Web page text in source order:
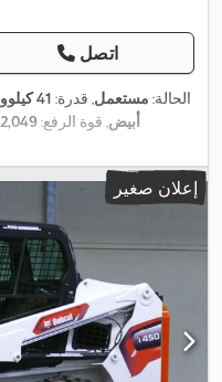
اتصل
الحالة: مستعمل, قدرة: 41 كيلوواط (55,74 حصان)
أبيض , قوة الرفع:2,049 كجم/م
إعلان صغير